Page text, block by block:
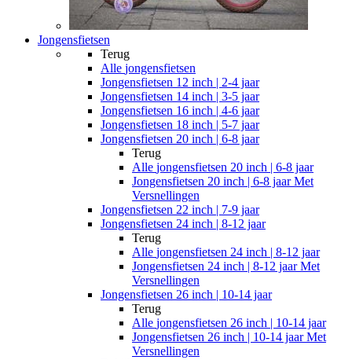
Jongensfietsen
Terug
Alle jongensfietsen
Jongensfietsen 12 inch | 2-4 jaar
Jongensfietsen 14 inch | 3-5 jaar
Jongensfietsen 16 inch | 4-6 jaar
Jongensfietsen 18 inch | 5-7 jaar
Jongensfietsen 20 inch | 6-8 jaar
Terug
Alle jongensfietsen 20 inch | 6-8 jaar
Jongensfietsen 20 inch | 6-8 jaar Met
Versnellingen
Jongensfietsen 22 inch | 7-9 jaar
Jongensfietsen 24 inch | 8-12 jaar
Terug
Alle jongensfietsen 24 inch | 8-12 jaar
Jongensfietsen 24 inch | 8-12 jaar Met
Versnellingen
Jongensfietsen 26 inch | 10-14 jaar
Terug
Alle jongensfietsen 26 inch | 10-14 jaar
Jongensfietsen 26 inch | 10-14 jaar Met
Versnellingen